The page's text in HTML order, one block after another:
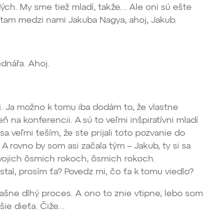
My sme tiež mladí, takže… Ale oni sú ešte
medzi nami Jakuba Nagya, ahoj, Jakub.
Ahoj.
Ja možno k tomu iba dodám to, že vlastne
na konferencii. A sú to veľmi inšpiratívni mladí
veľmi teším, že ste prijali toto pozvanie do
rovno by som asi začala tým – Jakub, ty si sa
ôsmich rokoch, ôsmich rokoch.
prosím ťa? Povedz mi, čo ťa k tomu viedlo?
dlhý proces. A ono to znie vtipne, lebo som
dieťa. Čiže…